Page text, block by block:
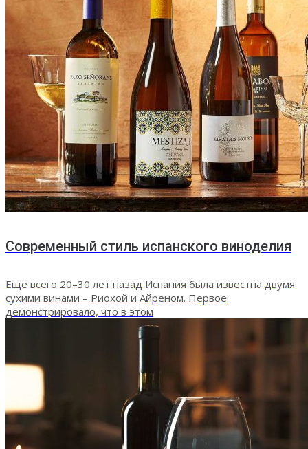
Современный стиль испанского виноделия
Ещё всего 20–30 лет назад Испания была известна двумя
сухими винами – Риохой и Айреном. Первое
демонстрировало, что в этом